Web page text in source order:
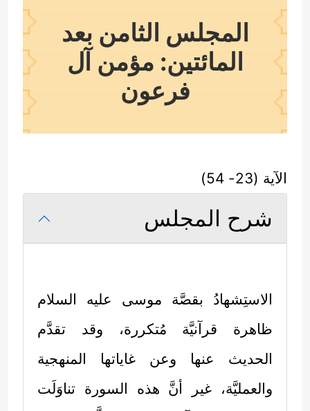
المجلس الثامن بعد
المائتين: مؤمن آل
فرعون
الآية (23- 54)
شرح المجلس
الاستِشهادُ بقصَّة موسى عليه السلام
ظاهرة قرآنيَّة مُتكررة، وقد تقدَّم
الحديث عنها وعن غاياتها المنهجية
والعمليَّة، غير أنَّ هذه السورة تناوَلَت